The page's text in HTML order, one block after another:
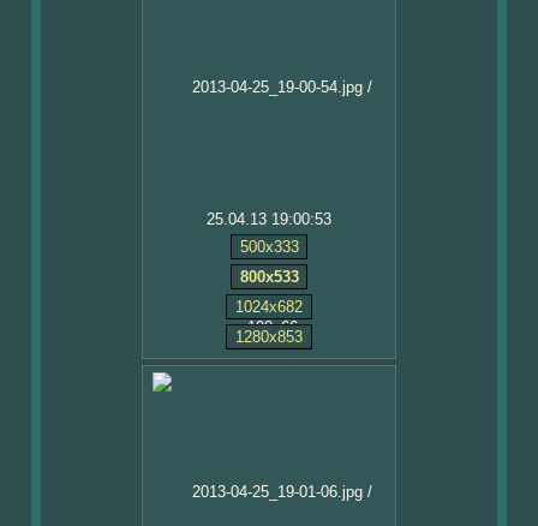
25.04.13 19:00:53
500x333
800x533
1024x682
1280x853